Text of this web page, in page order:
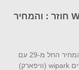
פארק האקסטרים הממוזג WIPARK חוזר : והמחיר
פארק האקסטרים הממוזג WIPARK חוזר : והמחיר החל מ-29 עם
היציאה לחופש הגדול, יפתח פארק האקסטרים wipark (וויפארק)